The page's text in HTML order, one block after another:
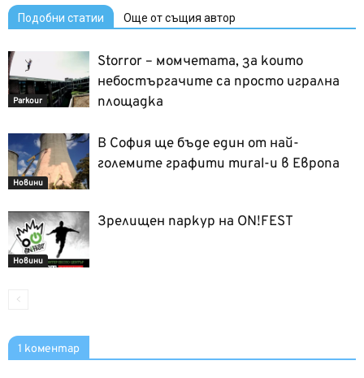
Подобни статии Още от същия автор
Parkour
Storror – момчетата, за които
небостъргачите са просто игрална
площадка
Новини
В София ще бъде един от най-
големите графити mural-и в Европа
Новини
Зрелищен паркур на ON!FEST
1 коментар